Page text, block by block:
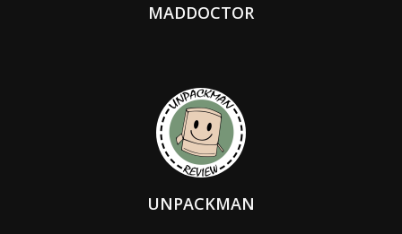
MADDOCTOR
UNPACKMAN